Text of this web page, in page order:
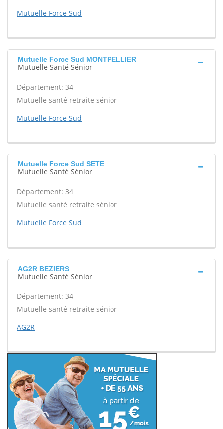
Mutuelle Force Sud
Mutuelle Force Sud MONTPELLIER
Mutuelle Santé Sénior
Département: 34
Mutuelle santé retraite sénior
Mutuelle Force Sud
Mutuelle Force Sud SETE
Mutuelle Santé Sénior
Département: 34
Mutuelle santé retraite sénior
Mutuelle Force Sud
AG2R BEZIERS
Mutuelle Santé Sénior
Département: 34
Mutuelle santé retraite sénior
AG2R